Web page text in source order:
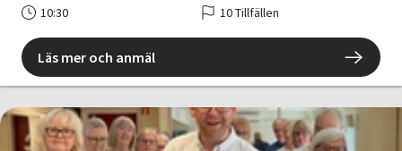
10:30
10 Tillfällen
Läs mer och anmäl